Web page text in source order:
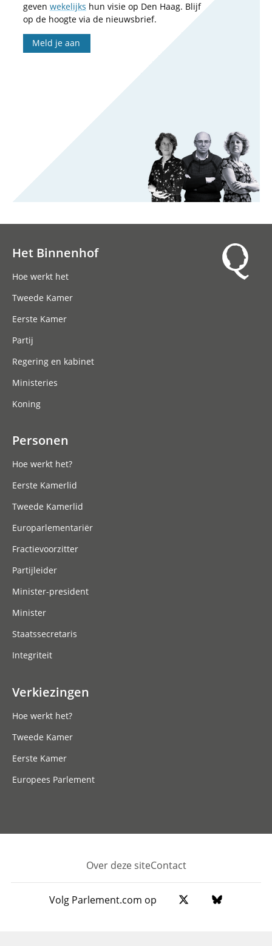
geven wekelijks hun visie op Den Haag. Blijf
op de hoogte via de nieuwsbrief.
Meld je aan
Het Binnenhof
Hoe werkt het
Tweede Kamer
Eerste Kamer
Partij
Regering en kabinet
Ministeries
Koning
Personen
Hoe werkt het?
Eerste Kamerlid
Tweede Kamerlid
Europarlementariër
Fractievoorzitter
Partijleider
Minister-president
Minister
Staatssecretaris
Integriteit
Verkiezingen
Hoe werkt het?
Tweede Kamer
Eerste Kamer
Europees Parlement
Footer
Over deze siteContact
Volg Parlement.com op